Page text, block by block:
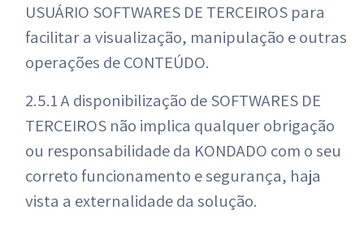
USUÁRIO SOFTWARES DE TERCEIROS para
facilitar a visualização, manipulação e outras
operações de CONTEÚDO.
2.5.1 A disponibilização de SOFTWARES DE
TERCEIROS não implica qualquer obrigação
ou responsabilidade da KONDADO com o seu
correto funcionamento e segurança, haja
vista a externalidade da solução.